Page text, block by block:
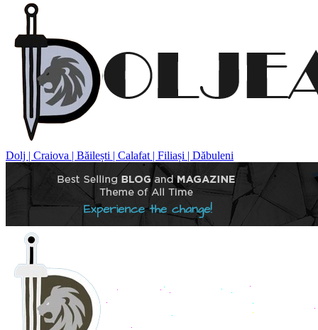
Dolj | Craiova | Băilești | Calafat | Filiași | Dăbuleni